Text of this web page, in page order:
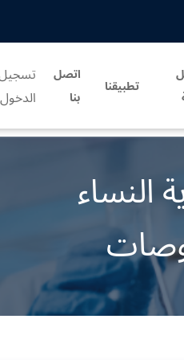
تطبيقنا
اتصل
بنا
الدخول
النساء